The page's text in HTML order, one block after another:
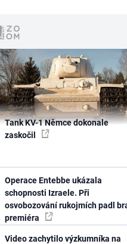
Tank KV-1 Němce dokonale
zaskočil
Operace Entebbe ukázala
schopnosti Izraele. Při
osvobozování rukojmích padl
premiéra
Video zachytilo výzkumníka na